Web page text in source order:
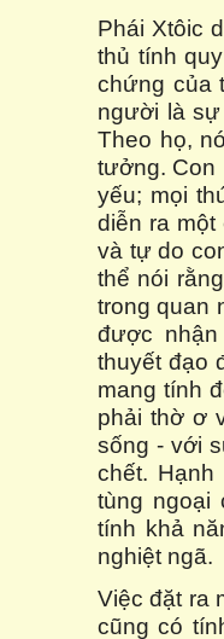
Phái Xtôic
thủ tính
chứng của
người là
Theo họ,
tưởng. Con
yếu; mọi
diễn ra một
và tự do
thể nói
trong quan
được
thuyết đạo
mang tính
phải thờ ơ
sống - với
chết.
tùng ngoại
tính khả
nghiệt ngã.
Việc đặt ra
cũng có